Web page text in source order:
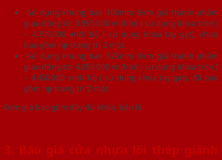
Sử dụng khung bao 100mm: Đơn giá thành phẩm
giao động từ: 3.950.000 vnđ/bộ ( sử dụng khóa tròn )
– 4.350.000 vnđ/ bộ ( sử dụng khóa tay gạt), chưa
bao gồm nẹp trang trí 2 mặt.
Sử dụng khung bao 125mm: Đơn giá thành phẩm
giao động từ: 4.050.000 vnđ/bộ ( sử dụng khóa tròn )
– 4.450.000 vnđ/ bộ ( sử dụng khóa tay gạt), đã bao
gồm nẹp trang trí 2 mặt.
Đơn giá bao gồm đầy đủ khóa, bản lề.
3. Báo giá cửa nhựa lõi thép giành